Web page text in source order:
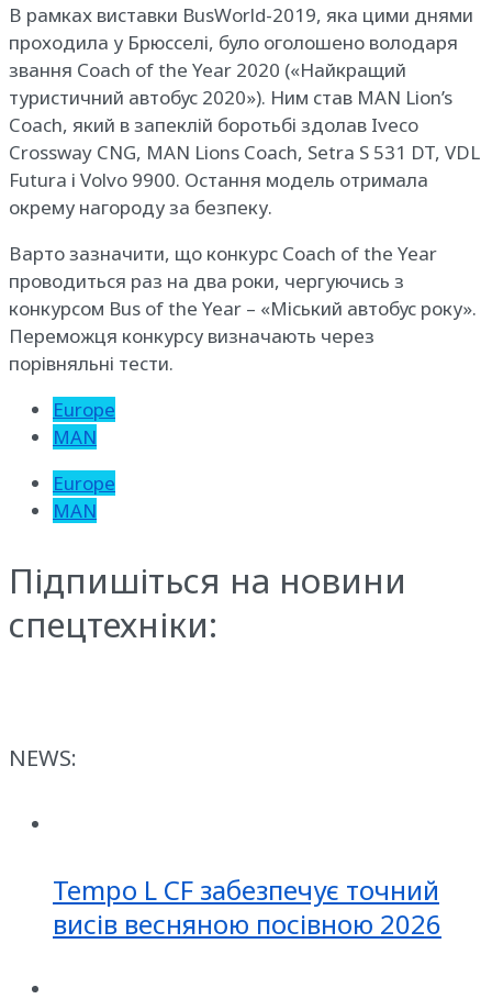
В рамках виставки BusWorld-2019, яка цими днями
проходила у Брюсселі, було оголошено володаря
звання Соасh of the Year 2020 («Найкращий
туристичний автобус 2020»). Ним став MAN Lion’s
Coach, який в запеклій боротьбі здолав Iveco
Crossway CNG, MAN Lions Coach, Setra S 531 DT, VDL
Futura і Volvo 9900. Остання модель отримала
окрему нагороду за безпеку.
Варто зазначити, що конкурс Соасh of the Year
проводиться раз на два роки, чергуючись з
конкурсом Bus of the Year – «Міський автобус року».
Переможця конкурсу визначають через
порівняльні тести.
Europe
MAN
Europe
MAN
Підпишіться на новини
спецтехніки:
NEWS:
Tempo L CF забезпечує точний
висів весняною посівною 2026